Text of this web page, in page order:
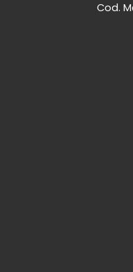
Cod.